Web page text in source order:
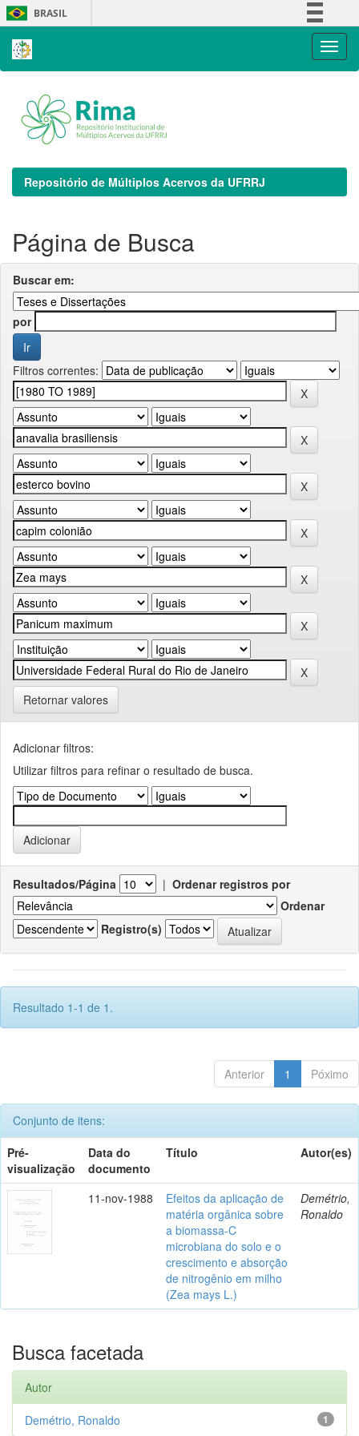
Skip
navigation
BRASIL
Repositório de Múltiplos Acervos da UFRRJ
Página de Busca
Buscar em:
por
Filtros correntes:
Retornar valores
Adicionar filtros:
Utilizar filtros para refinar o resultado de busca.
Resultados/Página | Ordenar registros por
Ordenar
Registro(s)
Resultado 1-1 de 1.
Anterior 1 Póximo
Conjunto de itens:
Pré-
visualização
Data do
documento
Título Autor(es)
11-nov-1988
Efeitos da aplicação de
matéria orgânica sobre
a biomassa-C
microbiana do solo e o
crescimento e absorção
de nitrogênio em milho
(Zea mays L.)
Demétrio,
Ronaldo
Busca facetada
Autor
1
Demétrio, Ronaldo